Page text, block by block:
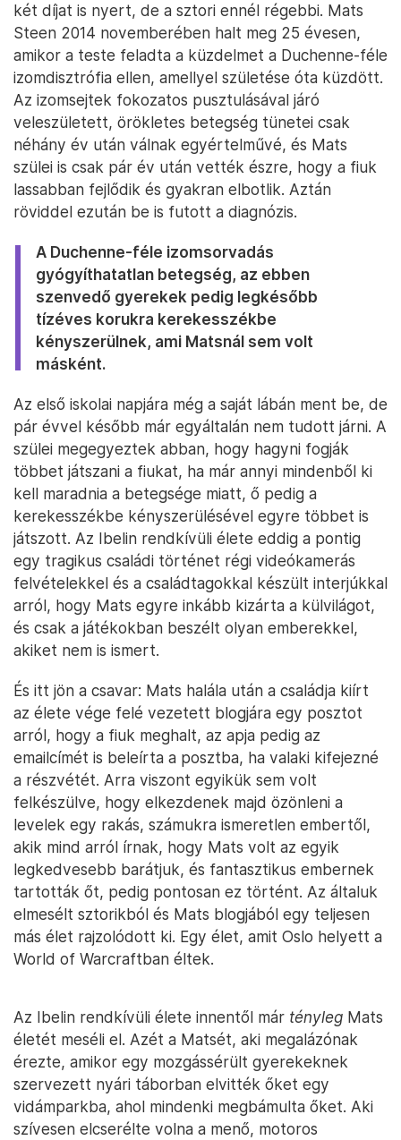
két díjat is nyert, de a sztori ennél régebbi. Mats
Steen 2014 novemberében halt meg 25 évesen,
amikor a teste feladta a küzdelmet a Duchenne-féle
izomdisztrófia ellen, amellyel születése óta küzdött.
Az izomsejtek fokozatos pusztulásával járó
veleszületett, örökletes betegség tünetei csak
néhány év után válnak egyértelművé, és Mats
szülei is csak pár év után vették észre, hogy a fiuk
lassabban fejlődik és gyakran elbotlik. Aztán
röviddel ezután be is futott a diagnózis.
A Duchenne-féle izomsorvadás
gyógyíthatatlan betegség, az ebben
szenvedő gyerekek pedig legkésőbb
tízéves korukra kerekesszékbe
kényszerülnek, ami Matsnál sem volt
másként.
Az első iskolai napjára még a saját lábán ment be, de
pár évvel később már egyáltalán nem tudott járni. A
szülei megegyeztek abban, hogy hagyni fogják
többet játszani a fiukat, ha már annyi mindenből ki
kell maradnia a betegsége miatt, ő pedig a
kerekesszékbe kényszerülésével egyre többet is
játszott. Az Ibelin rendkívüli élete eddig a pontig
egy tragikus családi történet régi videókamerás
felvételekkel és a családtagokkal készült interjúkkal
arról, hogy Mats egyre inkább kizárta a külvilágot,
és csak a játékokban beszélt olyan emberekkel,
akiket nem is ismert.
És itt jön a csavar: Mats halála után a családja kiírt
az élete vége felé vezetett blogjára egy posztot
arról, hogy a fiuk meghalt, az apja pedig az
emailcímét is beleírta a posztba, ha valaki kifejezné
a részvétét. Arra viszont egyikük sem volt
felkészülve, hogy elkezdenek majd özönleni a
levelek egy rakás, számukra ismeretlen embertől,
akik mind arról írnak, hogy Mats volt az egyik
legkedvesebb barátjuk, és fantasztikus embernek
tartották őt, pedig pontosan ez történt. Az általuk
elmesélt sztorikból és Mats blogjából egy teljesen
más élet rajzolódott ki. Egy élet, amit Oslo helyett a
World of Warcraftban éltek.
Az Ibelin rendkívüli élete innentől már tényleg Mats
életét meséli el. Azét a Matsét, aki megalázónak
érezte, amikor egy mozgássérült gyerekeknek
szervezett nyári táborban elvitték őket egy
vidámparkba, ahol mindenki megbámulta őket. Aki
szívesen elcserélte volna a menő, motoros